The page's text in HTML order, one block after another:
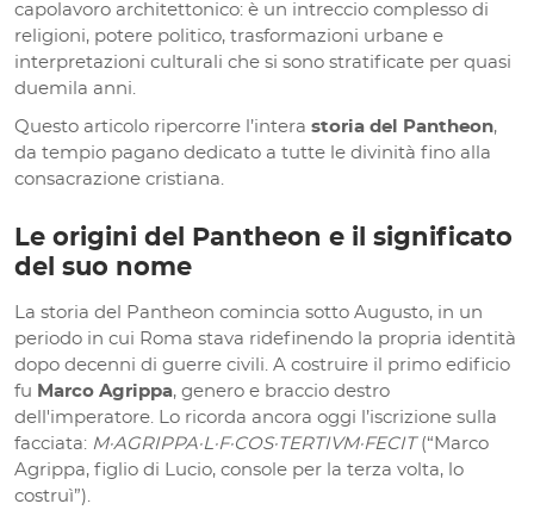
capolavoro architettonico: è un intreccio complesso di
religioni, potere politico, trasformazioni urbane e
interpretazioni culturali che si sono stratificate per quasi
duemila anni.
Questo articolo ripercorre l’intera storia del Pantheon,
da tempio pagano dedicato a tutte le divinità fino alla
consacrazione cristiana.
Le origini del Pantheon e il significato
del suo nome
La storia del Pantheon comincia sotto Augusto, in un
periodo in cui Roma stava ridefinendo la propria identità
dopo decenni di guerre civili. A costruire il primo edificio
fu Marco Agrippa, genero e braccio destro
dell'imperatore. Lo ricorda ancora oggi l’iscrizione sulla
facciata: M·AGRIPPA·L·F·COS·TERTIVM·FECIT(“Marco
Agrippa, figlio di Lucio, console per la terza volta, lo
costruì”).